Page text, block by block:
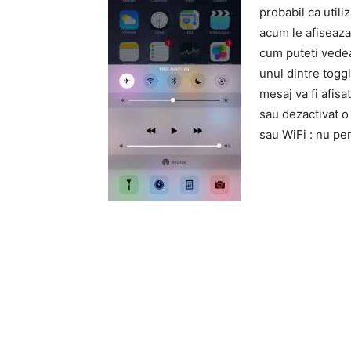
probabil ca
acum le
cum puteti
unul dintre
mesaj va fi
sau dezactivat
sau WiFi : nu